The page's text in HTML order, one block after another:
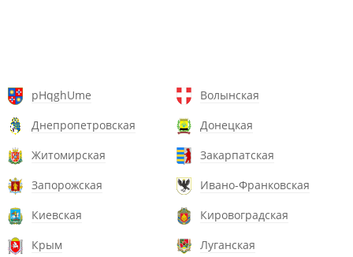
pHqghUme
Волынская
Днепропетровская
Донецкая
Житомирская
Закарпатская
Запорожская
Ивано-Франковская
Киевская
Кировоградская
Крым
Луганская